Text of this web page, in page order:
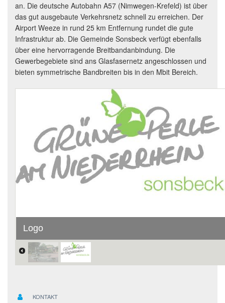
an. Die deutsche Autobahn A57 (Nimwegen-Krefeld) ist über
das gut ausgebaute Verkehrsnetz schnell zu erreichen. Der
Airport Weeze in rund 25 km Entfernung rundet die gute
Infrastruktur ab. Die Gemeinde Sonsbeck verfügt ebenfalls
über eine hervorragende Breitbandanbindung. Die
Gewerbegebiete sind ans Glasfasernetz angeschlossen und
bieten symmetrische Bandbreiten bis in den Mbit Bereich.
Logo
KONTAKT